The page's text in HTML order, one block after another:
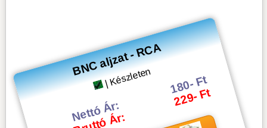
BNC aljzat - RCA
| Készleten
Nettó Ár:
180- Ft
229- Ft